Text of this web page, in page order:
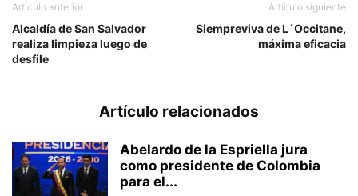
Artículo anterior
Alcaldía de San Salvador
realiza limpieza luego de
desfile
Artículo siguiente
Siempreviva de L´Occitane,
máxima eficacia
Artículo relacionados
Abelardo de la Espriella jura
como presidente de Colombia
para el...